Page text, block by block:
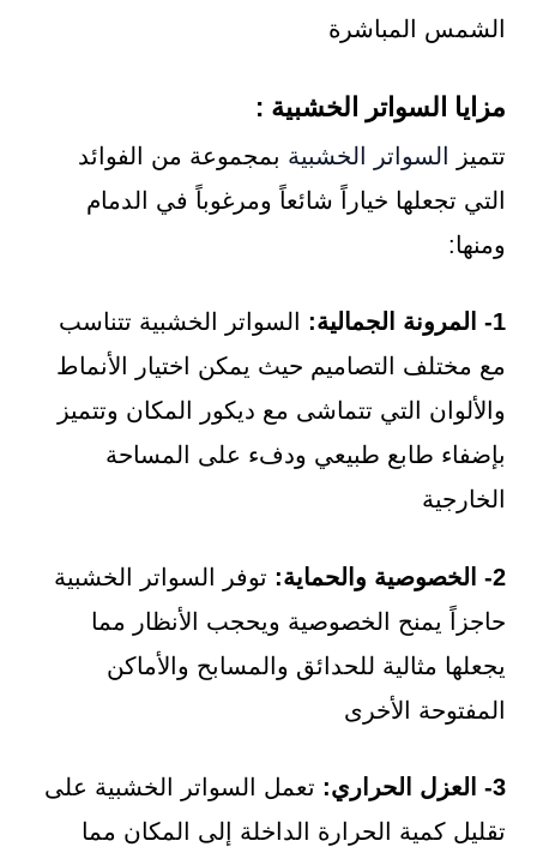
الشمس المباشرة
مزايا السواتر الخشبية :
تتميز السواتر الخشبية بمجموعة من الفوائد
التي تجعلها خياراً شائعاً ومرغوباً في الدمام
ومنها:
1- المرونة الجمالية:
السواتر الخشبية تتناسب
مع مختلف التصاميم حيث يمكن اختيار الأنماط
والألوان التي تتماشى مع ديكور المكان وتتميز
بإضفاء طابع طبيعي ودفء على المساحة
الخارجية
2- الخصوصية والحماية:
توفر السواتر الخشبية
حاجزاً يمنح الخصوصية ويحجب الأنظار مما
يجعلها مثالية للحدائق والمسابح والأماكن
المفتوحة الأخرى
3- العزل الحراري:
تعمل السواتر الخشبية على
تقليل كمية الحرارة الداخلة إلى المكان مما